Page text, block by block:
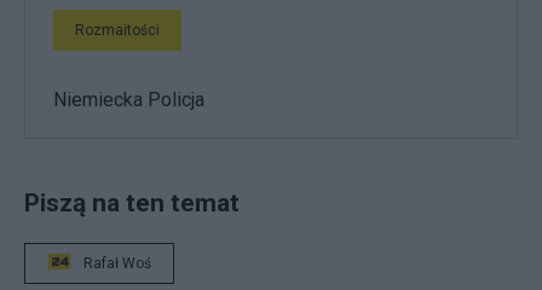
Rozmaitości
Niemiecka Policja
Piszą na ten temat
Rafał Woś